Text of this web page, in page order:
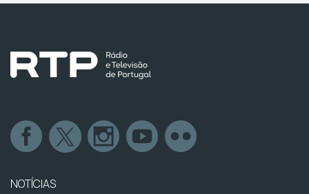
NOTÍCIAS